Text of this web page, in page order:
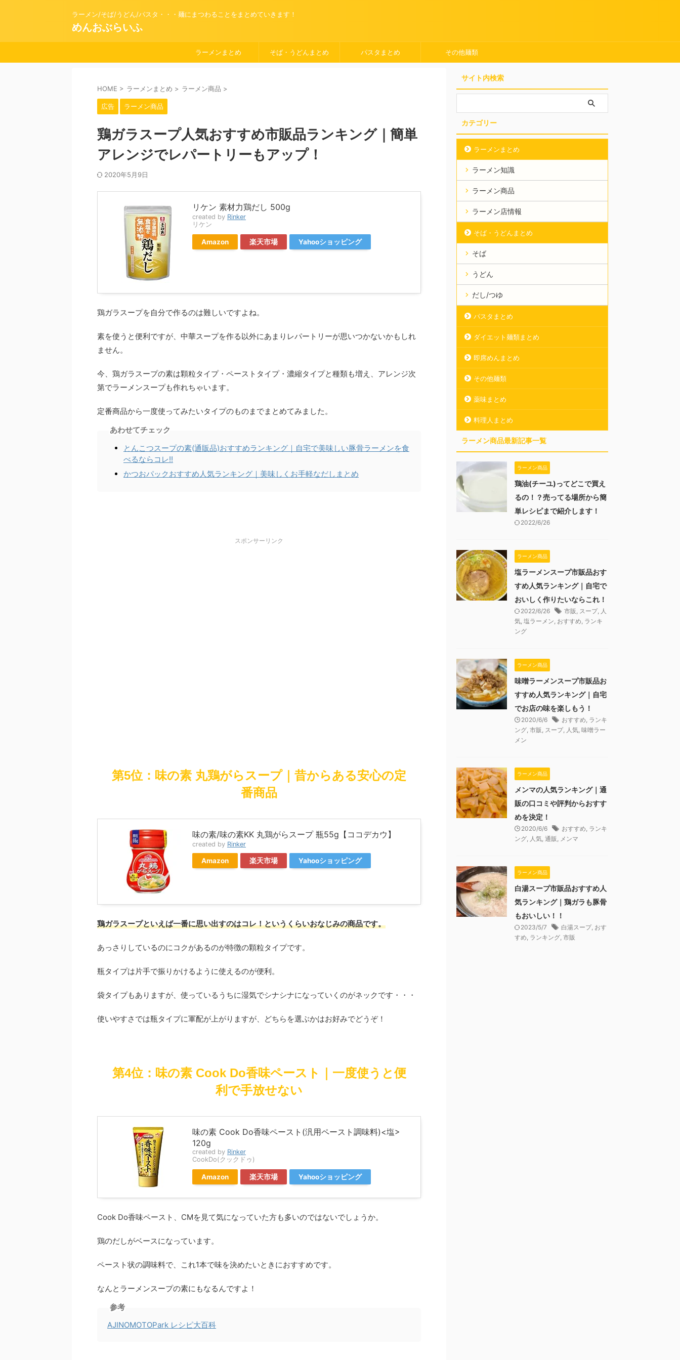
ラーメン/そば/うどん/パスタ・・・麺にまつわることをまとめていきます！
めんおぶらいふ
ラーメンまとめ そば・うどんまとめ パスタまとめ その他麺類
HOME > ラーメンまとめ > ラーメン商品 >
広告 ラーメン商品
鶏ガラスープ人気おすすめ市販品ランキング｜簡単
アレンジでレパートリーもアップ！
2020年5月9日
リケン 素材力鶏だし 500g
created by Rinker
リケン
Amazon 楽天市場 Yahooショッピング
鶏ガラスープを自分で作るのは難しいですよね。
素を使うと便利ですが、中華スープを作る以外にあまりレパートリーが思いつかないかもしれ
ません。
今、鶏ガラスープの素は顆粒タイプ・ペーストタイプ・濃縮タイプと種類も増え、アレンジ次
第でラーメンスープも作れちゃいます。
定番商品から一度使ってみたいタイプのものまでまとめてみました。
あわせてチェック
とんこつスープの素(通販品)おすすめランキング｜自宅で美味しい豚骨ラーメンを食
べるならコレ!!
かつおパックおすすめ人気ランキング｜美味しくお手軽なだしまとめ
スポンサーリンク
第5位：味の素 丸鶏がらスープ｜昔からある安心の定
番商品
味の素/味の素KK 丸鶏がらスープ 瓶55g【ココデカウ】
created by Rinker
Amazon 楽天市場 Yahooショッピング
鶏ガラスープといえば一番に思い出すのはコレ！というくらいおなじみの商品です。
あっさりしているのにコクがあるのが特徴の顆粒タイプです。
瓶タイプは片手で振りかけるように使えるのが便利。
袋タイプもありますが、使っているうちに湿気でシナシナになっていくのがネックです・・・
使いやすさでは瓶タイプに軍配が上がりますが、どちらを選ぶかはお好みでどうぞ！
第4位：味の素 Cook Do香味ペースト｜一度使うと便
利で手放せない
味の素 Cook Do香味ペースト(汎用ペースト調味料)<塩>
120g
created by Rinker
CookDo(クックドゥ)
Amazon 楽天市場 Yahooショッピング
Cook Do香味ペースト、CMを見て気になっていた方も多いのではないでしょうか。
鶏のだしがベースになっています。
ペースト状の調味料で、これ1本で味を決めたいときにおすすめです。
なんとラーメンスープの素にもなるんですよ！
参考
AJINOMOTOPark レシピ大百科
サイト内検索
カテゴリー
ラーメンまとめ
ラーメン知識
ラーメン商品
ラーメン店情報
そば・うどんまとめ
そば
うどん
だし/つゆ
パスタまとめ
ダイエット麺類まとめ
即席めんまとめ
その他麺類
薬味まとめ
料理人まとめ
ラーメン商品最新記事一覧
ラーメン商品
鶏油(チーユ)ってどこで買え
るの！？売ってる場所から簡
単レシピまで紹介します！
2022/6/26
ラーメン商品
塩ラーメンスープ市販品おす
すめ人気ランキング｜自宅で
おいしく作りたいならこれ！
2022/6/26 市販, スープ, 人
気, 塩ラーメン, おすすめ, ランキ
ング
ラーメン商品
味噌ラーメンスープ市販品お
すすめ人気ランキング｜自宅
でお店の味を楽しもう！
2020/6/6 おすすめ, ランキ
ング, 市販, スープ, 人気, 味噌ラー
メン
ラーメン商品
メンマの人気ランキング｜通
販の口コミや評判からおすす
めを決定！
2020/6/6 おすすめ, ランキ
ング, 人気, 通販, メンマ
ラーメン商品
白湯スープ市販品おすすめ人
気ランキング｜鶏ガラも豚骨
もおいしい！！
2023/5/7 白湯スープ, おす
すめ, ランキング, 市販